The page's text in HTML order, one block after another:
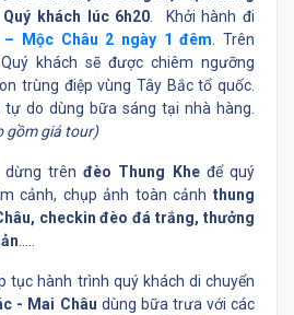
khách lúc 6h20 . Khởi hành đi
– Mộc Châu 2 ngày 1 đêm . Trên
khách sẽ được chiêm ngưỡng
trùng điệp vùng Tây Bắc tổ quốc.
tự do dùng bữa sáng tại nhà hàng.
gồm giá tour)
dừng trên đèo Thung Kheđể quý
cảnh, chụp ảnh toàn cảnh thung
checkin đèo đá trắng, thưởng
tục hành trình quý khách di chuyển
- Mai Châu dùng bữa trưa với các